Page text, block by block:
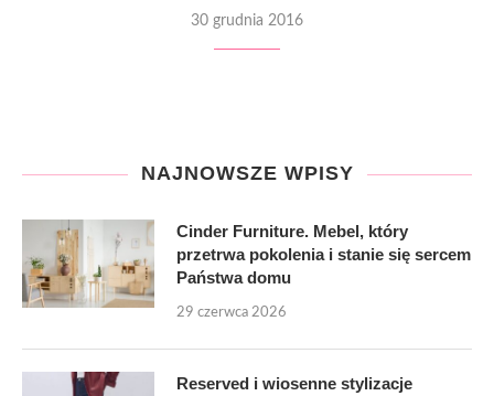
30 grudnia 2016
NAJNOWSZE WPISY
Cinder Furniture. Mebel, który
przetrwa pokolenia i stanie się sercem
Państwa domu
29 czerwca 2026
Reserved i wiosenne stylizacje